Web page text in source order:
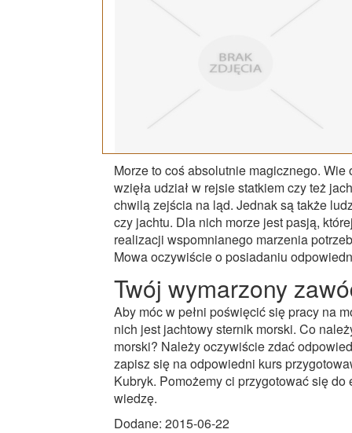
Morze to coś absolutnie magicznego.
wzięła udział w rejsie statkiem czy też
chwilą zejścia na ląd. Jednak są także
czy jachtu. Dla nich morze jest pasją,
realizacji wspomnianego marzenia
Mowa oczywiście o posiadaniu
Twój wymarzony
Aby móc w pełni poświęcić się pracy na
nich jest jachtowy sternik morski. Co
morski? Należy oczywiście zdać
zapisz się na odpowiedni kurs
Kubryk. Pomożemy ci przygotować się
wiedzę.
Dodane: 2015-06-22